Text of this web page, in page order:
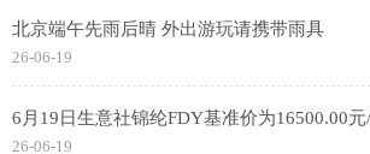
北京端午先雨后晴 外出游玩请携带雨具
26-06-19
6月19日生意社锦纶FDY基准价为16500.00元
26-06-19